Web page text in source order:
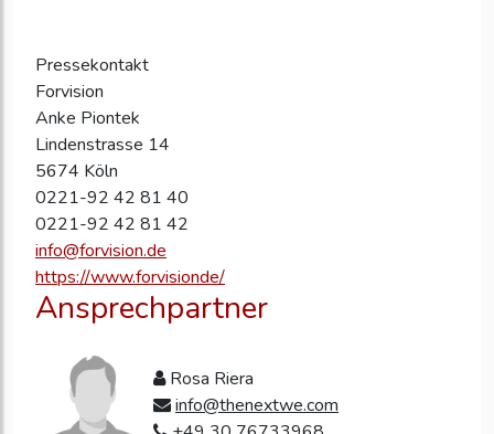
Pressekontakt
Forvision
Anke Piontek
Lindenstrasse 14
5674 Köln
0221-92 42 81 40
0221-92 42 81 42
info@forvision.de
https://www.forvisionde/
Ansprechpartner
Rosa Riera
info@thenextwe.com